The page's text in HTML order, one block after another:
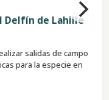
Delfín de Lahille
salidas de campo
para la especie en